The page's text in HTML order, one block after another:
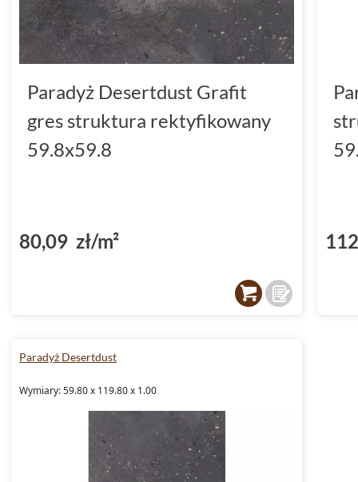
Paradyż Desertdust Grafit
gres struktura rektyfikowany
59.8x59.8
80,09 zł/m²
Paradyż Desertdust
Wymiary: 59.80 x 119.80 x 1.00